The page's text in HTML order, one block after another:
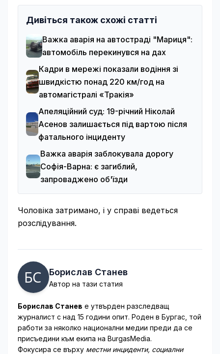
Дивіться також схожі статті
Важка аварія на автостраді "Мариця":
автомобіль перекинувся на дах
Кадри в мережі показали водіння зі
швидкістю понад 220 км/год на
автомагістралі «Тракія»
Апеляційний суд: 19-річний Ніколай
Асенов залишається під вартою після
фатального інциденту
Важка аварія заблокувала дорогу
Софія-Варна: є загиблий,
запроваджено об'їзди
Чоловіка затримано, і у справі ведеться
розслідування.
Борислав Станев
Автор на тази статия
Борислав Станев е утвърден разследващ
журналист с над 15 години опит. Роден в Бургас, той
работи за няколко национални медии преди да се
присъедини към екипа на BurgasMedia.
Фокусира се върху местни инциденти, социални